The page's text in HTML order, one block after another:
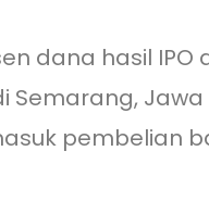
dana hasil
pembelian